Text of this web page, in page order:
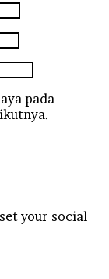
pada
your social